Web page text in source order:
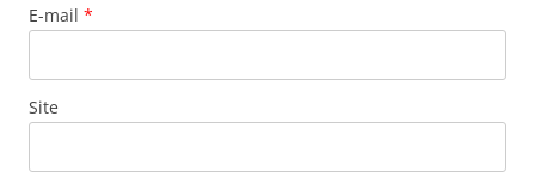
E-mail *
Site